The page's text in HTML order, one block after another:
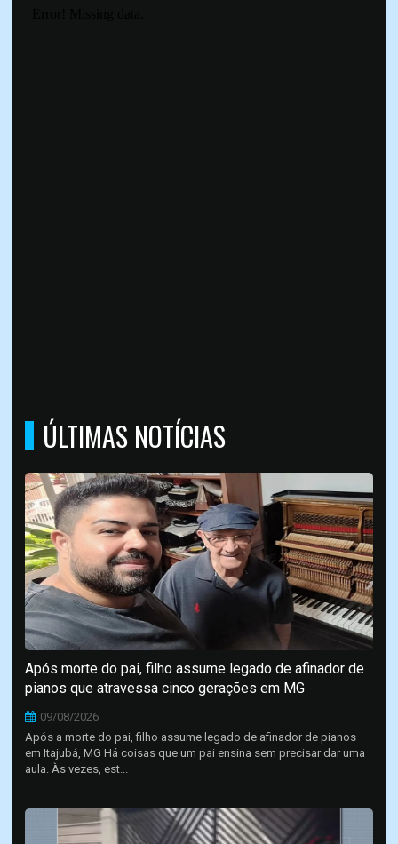
ÚLTIMAS NOTÍCIAS
Após morte do pai, filho assume legado de afinador de
pianos que atravessa cinco gerações em MG
09/08/2026
Após a morte do pai, filho assume legado de afinador de pianos
em Itajubá, MG Há coisas que um pai ensina sem precisar dar uma
aula. Às vezes, est...